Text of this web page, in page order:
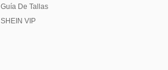
Guía De Tallas
SHEIN VIP